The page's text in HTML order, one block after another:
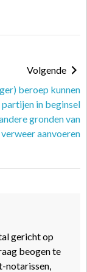
Volgende
beroep kunnen
partijen in beginsel
gronden van
verweer aanvoeren
gericht op
beogen te
notarissen,